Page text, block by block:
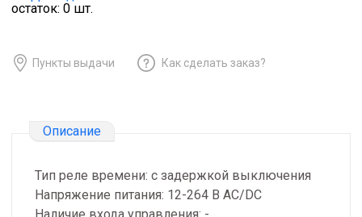
остаток: 0 шт.
Пункты выдачи Как сделать заказ?
Описание
Тип реле времени: с задержкой выключения
Напряжение питания: 12-264 В AC/DC